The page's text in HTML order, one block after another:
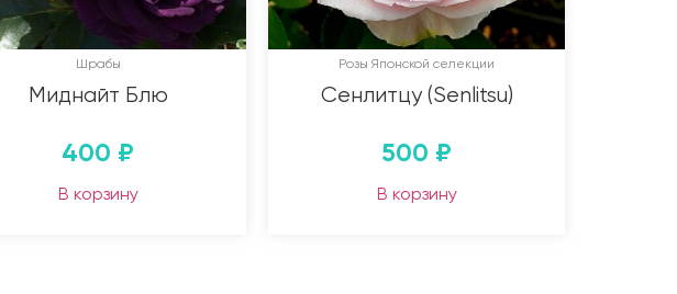
Шрабы
Миднайт Блю
400 ₽
В корзину
Розы Японской селекции
Сенлитцу (Senlitsu)
500 ₽
В корзину